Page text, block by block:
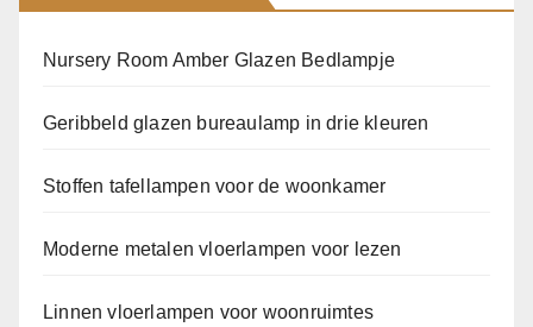
Nursery Room Amber Glazen Bedlampje
Geribbeld glazen bureaulamp in drie kleuren
Stoffen tafellampen voor de woonkamer
Moderne metalen vloerlampen voor lezen
Linnen vloerlampen voor woonruimtes